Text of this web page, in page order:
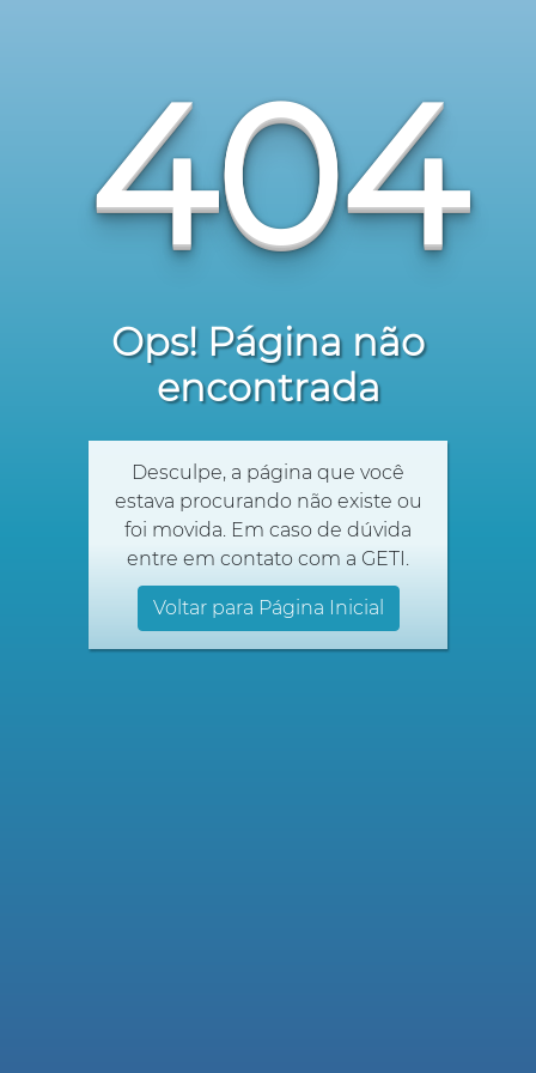
404
Ops! Página não
encontrada
Desculpe, a página que você
estava procurando não existe ou
foi movida. Em caso de dúvida
entre em contato com a GETI.
Voltar para Página Inicial